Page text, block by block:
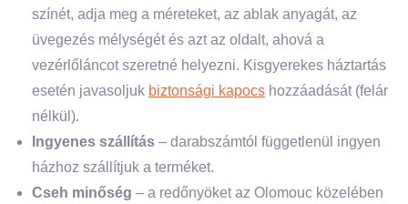
színét, adja meg a méreteket, az ablak anyagát, az
üvegezés mélységét és azt az oldalt, ahová a
vezérlőláncot szeretné helyezni. Kisgyerekes háztartás
esetén javasoljuk biztonsági kapocs hozzáadását (felár
nélkül).
Ingyenes szállítás – darabszámtól függetlenül ingyen
házhoz szállítjuk a terméket.
Cseh minőség – a redőnyöket az Olomouc közelében